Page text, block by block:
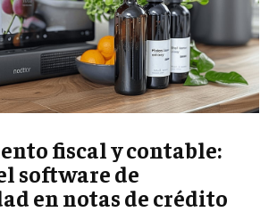
fiscal y contable:
software de
en notas de crédito